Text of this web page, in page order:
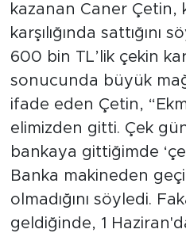
kazanan Caner Çetin,
karşılığında sattığını
600 bin TL’lik çekin
sonucunda büyük
ifade eden Çetin,
elimizden gitti. Çek
bankaya gittiğimde
Banka makineden
olmadığını söyledi.
geldiğinde, 1